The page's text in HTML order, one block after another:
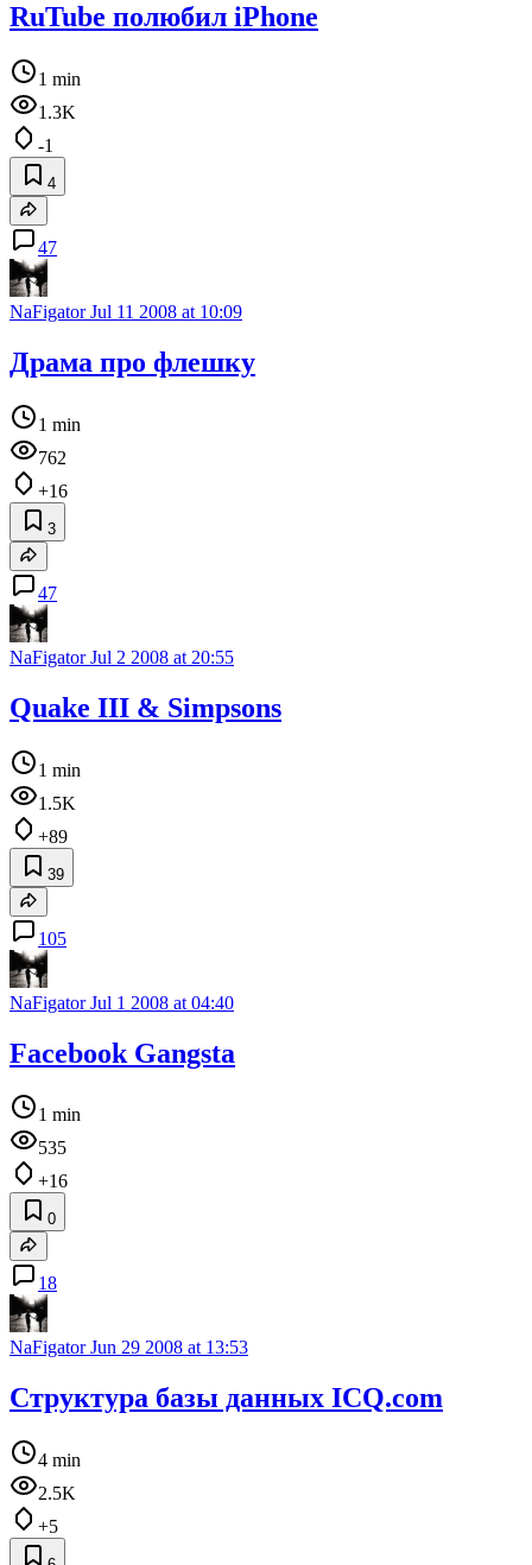
RuTube полюбил iPhone
1 min
1.3K
-1
4
47
NaFigatorJul 11 2008 at 10:09
Драма про флешку
1 min
762
+16
3
47
NaFigatorJul 2 2008 at 20:55
Quake III & Simpsons
1 min
1.5K
+89
39
105
NaFigatorJul 1 2008 at 04:40
Facebook Gangsta
1 min
535
+16
0
18
NaFigatorJun 29 2008 at 13:53
Структура базы данных ICQ.com
4 min
2.5K
+5